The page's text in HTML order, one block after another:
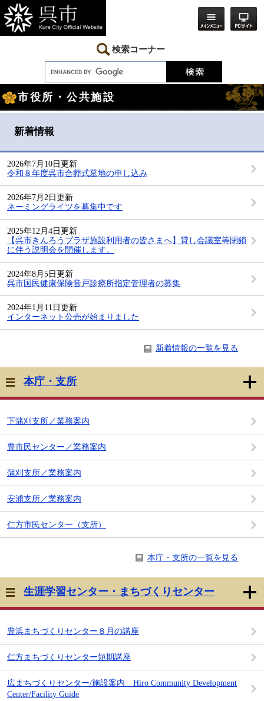
ー
ジ
の
ニ
ュ
ー
て
本
文
検索コーナー
文
市役所・公共施設
新着情報
2026年7月10日更新
令和８年度呉市合葬式墓地の申し込み
2026年7月2日更新
ネーミングライツを募集中です
2025年12月4日更新
【呉市きんろうプラザ施設利用者の皆さまへ】貸し会議室等閉鎖
に伴う説明会を開催します。
2024年8月5日更新
呉市国民健康保険音戸診療所指定管理者の募集
2024年1月11日更新
インターネット公売が始まりました
新着情報の一覧を見る
本庁・支所
下蒲刈支所／業務案内
豊市民センター／業務案内
蒲刈支所／業務案内
安浦支所／業務案内
仁方市民センター（支所）
本庁・支所の一覧を見る
生涯学習センター・まちづくりセンター
豊浜まちづくりセンター８月の講座
仁方まちづくりセンター短期講座
広まちづくりセンター/施設案内 Hiro Community Development
Center/Facility Guide